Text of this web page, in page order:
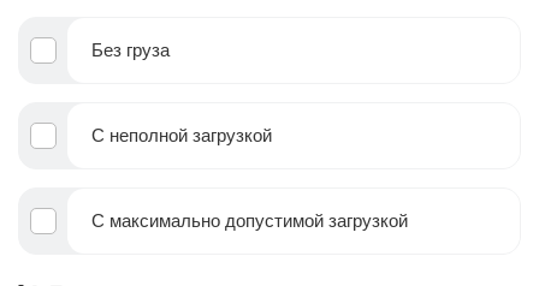
Без груза
С неполной загрузкой
С максимально допустимой загрузкой